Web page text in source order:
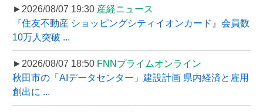
►2026/08/07 19:30 産経ニュース
『住友不動産 ショッピングシティイオンカード』会員数
10万人突破 ...
►2026/08/07 18:50 FNNプライムオンライン
秋田市の「AIデータセンター」建設計画 県内経済と雇用
創出に ...